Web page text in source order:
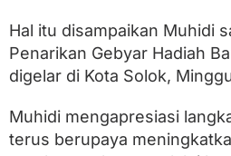
i
P
e
r
u
t
Hal itu disampaikan Muhidi
Penarikan Gebyar Hadiah
digelar di Kota Solok,
Muhidi mengapresiasi
terus berupaya